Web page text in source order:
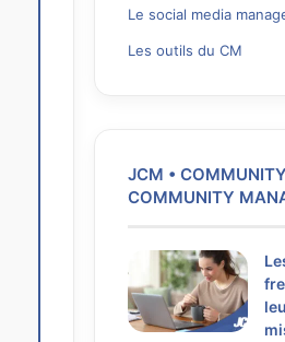
Le social media
Les outils du CM
JCM •
COMMUNITY